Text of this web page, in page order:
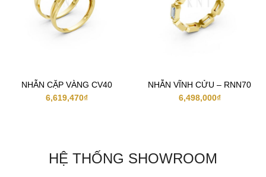
NHẪN CẶP VÀNG CV40
6,619,470₫
NHẪN VĨNH CỬU – RNN70
6,498,000₫
HỆ THỐNG SHOWROOM